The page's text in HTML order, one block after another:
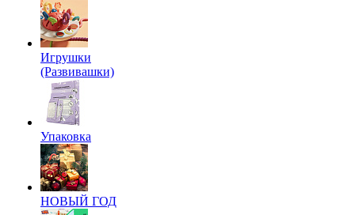
Игрушки
(Развивашки)
Упаковка
НОВЫЙ ГОД